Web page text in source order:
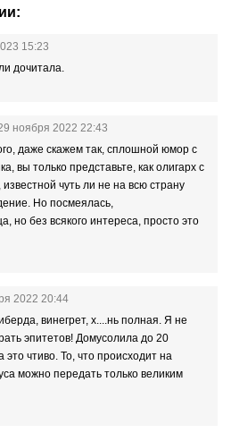
15:23
дочитала.
ноября 2022 22:43
даже скажем так, сплошной юмор с
вы только представьте, как олигарх с
чуть ли не на всю страну
Но посмеялась,
но без всякого интереса, просто это
2022 20:44
винегрет, х....нь полная. Я не
эпитетов! Домусолила до 20
чтиво. То, что происходит на
можно передать только великим